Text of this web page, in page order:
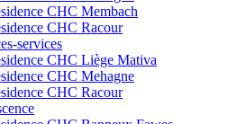
CHC Membach
CHC Racour
services
CHC Liège Mativa
CHC Mehagne
CHC Racour